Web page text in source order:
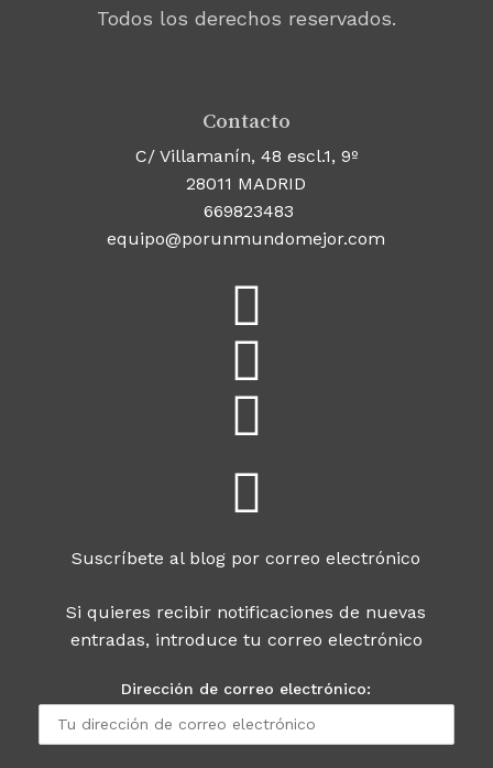
Todos los derechos reservados.
Contacto
C/ Villamanín, 48 escl.1, 9º
28011 MADRID
669823483
equipo@porunmundomejor.com
Suscríbete al blog por correo electrónico
Si quieres recibir notificaciones de nuevas
entradas, introduce tu correo electrónico
Dirección de correo electrónico: